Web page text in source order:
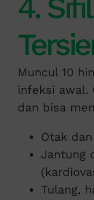
4.
Muncul 10
infeksi awal.
dan bisa
Otak
Jantung
Tulang,